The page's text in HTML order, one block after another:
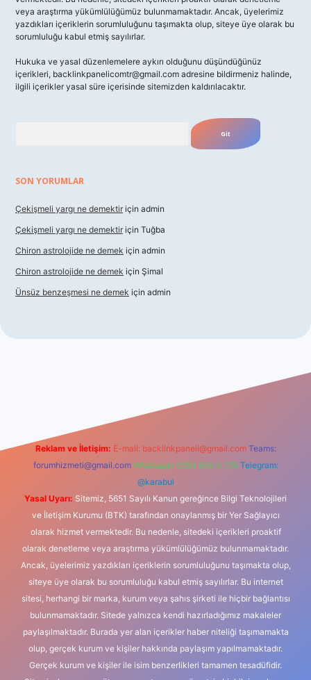
veya araştırma yükümlülüğümüz bulunmamaktadır. Ancak, üyelerimiz
yazdıkları içeriklerin sorumluluğunu taşımakta olup, siteye üye olarak bu
sorumluluğu kabul etmiş sayılırlar.
Hukuka ve yasal düzenlemelere aykırı olduğunu düşündüğünüz
içerikleri, backlinkpanelicomtr@gmail.com adresine bildirmeniz halinde,
ilgili içerikler yasal süre içerisinde sitemizden kaldırılacaktır.
SON YORUMLAR
Çekişmeli yargı ne demektir için admin
Çekişmeli yargı ne demektir için Tuğba
Chiron astrolojide ne demek için admin
Chiron astrolojide ne demek için Şimal
Ünsüz benzeşmesi ne demek için admin
Reklam ve İletişim: E-mail: backlinkpaneli@gmail.com Teams:
forumhizmeti@gmail.com Whatsapp: 0262 606 0 726 Telegram:
@karabul
Yasal Uyarı: Sitemiz, 5651 Sayılı Kanun gereğince Bilgi Teknolojileri
ve İletişim Kurumu (BTK) tarafından onaylanmış bir Yer Sağlayıcı
olarak hizmet vermektedir. Bu nedenle, sitedeki içerikleri proaktif
olarak denetleme veya araştırma yükümlülüğümüz bulunmamaktadır.
Ancak, üyelerimiz yazdıkları içeriklerin sorumluluğunu taşımakta olup,
siteye üye olarak bu sorumluluğu kabul etmiş sayılırlar. Bu internet
sitesi, herhangi bir marka, kurum veya şahıs şirketi ile hiçbir bağlantısı
bulunmamaktadır. Sitede yalnızca kendi hazırladığımız makaleler
paylaşılmaktadır. Burada yer alan içerikler haber niteliği taşımamakta
olup, gerçek kurum ve kişiler hakkında paylaşım yapılmamaktadır.
Gerçek kurum ve kişiler ile isim benzerlikleri tamamen tesadüfidir.